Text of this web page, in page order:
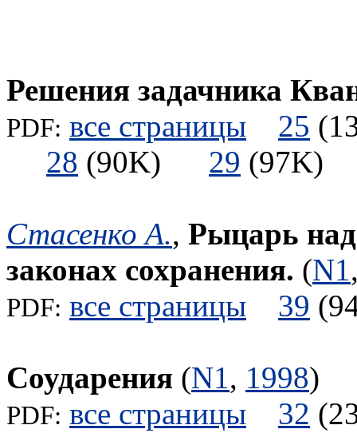
Решения задачника
PDF: все страницы 25
28 (90K) 29
Стасенко А., Рыцарь
законах сохранения. (N1
PDF: все страницы 39
Соударения (N1, 1998)
PDF: все страницы 32